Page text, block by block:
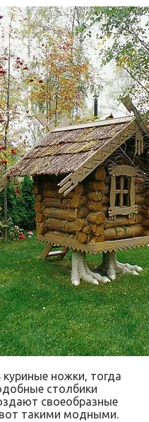
ножки, тогда
столбики
своеобразные
такими модными.